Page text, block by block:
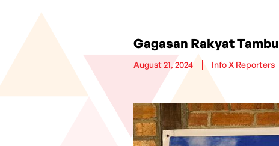
Gagasan Rakyat
August 21, 2024 Info X Reporters